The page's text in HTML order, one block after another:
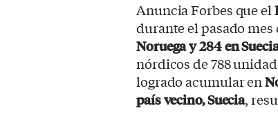
Anuncia Forbes que el
durante el pasado
Noruega y 284 en
nórdicos de 788
logrado acumular en
país vecino, Suecia,